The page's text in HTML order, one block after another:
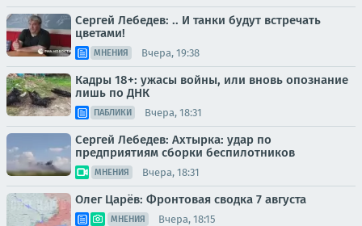
Сергей Лебедев: .. И танки будут встречать
цветами!
МНЕНИЯ Вчера, 19:38
Кадры 18+: ужасы войны, или вновь опознание
лишь по ДНК
ПАБЛИКИ Вчера, 18:31
Сергей Лебедев: Ахтырка: удар по
предприятиям сборки беспилотников
МНЕНИЯ Вчера, 18:31
Олег Царёв: Фронтовая сводка 7 августа
МНЕНИЯ Вчера, 18:15